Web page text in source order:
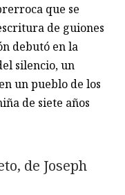
que se
de guiones
debutó en la
silencio, un
un pueblo de los
de siete años
de Joseph